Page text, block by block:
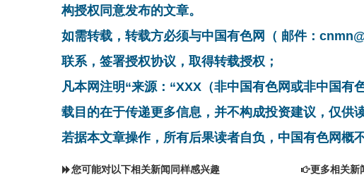
构授权同意发布的文章。
如需转载，转载方必须与中国有色网（ 邮件：
联系，签署授权协议，取得转载授权；
凡本网注明“来源：“XXX（非中国有色网或非中国有
载目的在于传递更多信息，并不构成投资建议，仅供
若据本文章操作，所有后果读者自负，中国有色网概
您可能对以下相关新闻同样感兴趣 更多相关新